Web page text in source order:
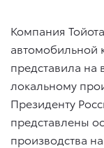
Компания
автомобильной
представила на
локальному
Президенту
представлены
производства